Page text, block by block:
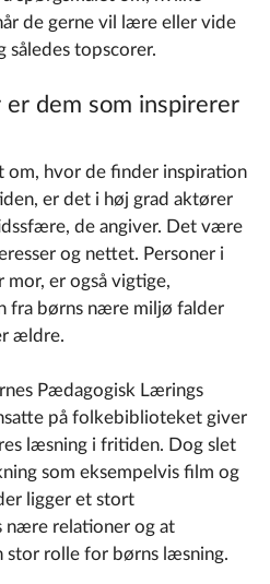
de gerne vil lære eller vide
således topscorer.
er dem som inspirerer
om, hvor de finder inspi­ration
er det i høj grad aktører
de angiver. Det være
og nettet. Personer i
er også vigtige,
fra børns nære miljø falder
ældre.
Pædagogisk Lærings
på folkebiblioteket giver
læsning i fritiden. Dog slet
som eksempelvis film og
ligger et stort
nære relationer og at
rolle for børns læsning.